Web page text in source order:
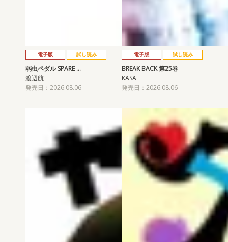
電子版 試し読み
弱虫ペダル SPARE …
渡辺航
発売日：2026.08.06
電子版 試し読み
BREAK BACK 第25巻
KASA
発売日：2026.08.06